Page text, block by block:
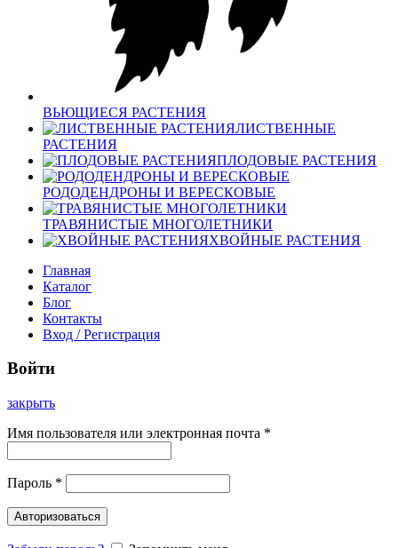
ВЬЮЩИЕСЯ РАСТЕНИЯ
ЛИСТВЕННЫЕ
РАСТЕНИЯ
ПЛОДОВЫЕ РАСТЕНИЯ
РОДОДЕНДРОНЫ И ВЕРЕСКОВЫЕ
ТРАВЯНИСТЫЕ МНОГОЛЕТНИКИ
ХВОЙНЫЕ РАСТЕНИЯ
Главная
Каталог
Блог
Контакты
Вход / Регистрация
Войти
закрыть
Имя пользователя или электронная почта *
Пароль *
Авторизоваться